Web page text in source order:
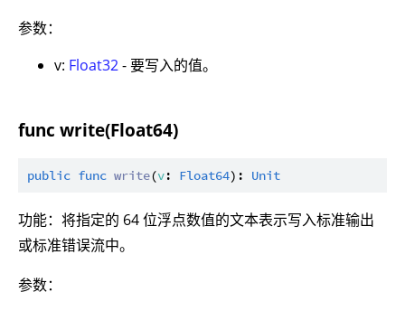
参数：
v: Float32- 要写入的值。
func write(Float64)
public func write(v: Float64): Unit
功能：将指定的 64 位浮点数值的文本表示写入标准输出
或标准错误流中。
参数：